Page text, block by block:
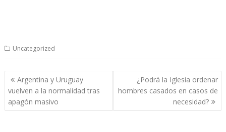
Uncategorized
Navegación
de
entradas
Argentina y Uruguay
vuelven a la normalidad tras
apagón masivo
¿Podrá la Iglesia ordenar
hombres casados en casos de
necesidad?